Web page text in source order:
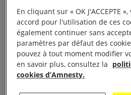
comprenant le
interne, les
ce moyen
des personnes
Planifier
d’action entre
créativité et
(objectifs,
En cliquant sur « OK J'ACCEPTE
accord pour l'utilisation de ces
également continuer sans
paramètres par défaut des
pouvez à tout moment modifier
en savoir plus, consultez la
cookies d’Amnesty.